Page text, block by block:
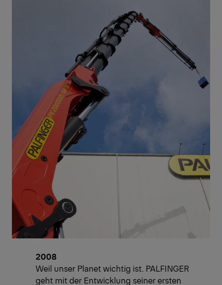
2008
Weil unser Planet wichtig ist. PALFINGER
geht mit der Entwicklung seiner ersten